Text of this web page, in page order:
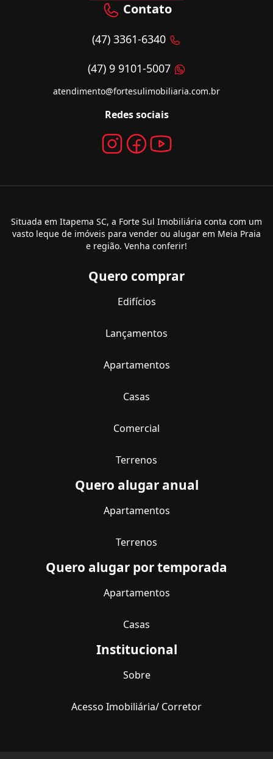
Contato
(47) 3361-6340
(47) 9 9101-5007
atendimento@fortesulimobiliaria.com.br
Redes sociais
Situada em Itapema SC, a Forte Sul Imobiliária conta com um
vasto leque de imóveis para vender ou alugar em Meia Praia
e região. Venha conferir!
Quero comprar
Edifícios
Lançamentos
Apartamentos
Casas
Comercial
Terrenos
Quero alugar anual
Apartamentos
Terrenos
Quero alugar por temporada
Apartamentos
Casas
Institucional
Sobre
Acesso Imobiliária/ Corretor